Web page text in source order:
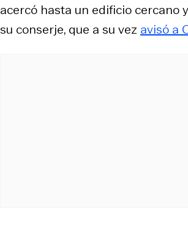
acercó hasta un edificio cercano
su conserje, que a su vez avisó a